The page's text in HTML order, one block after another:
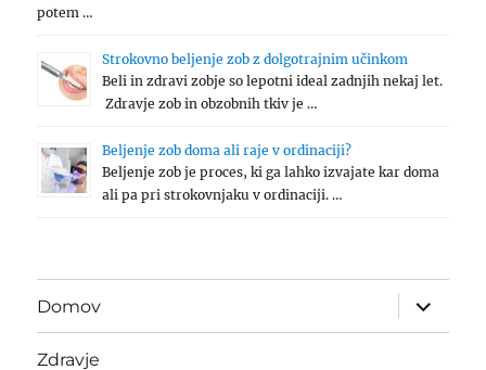
potem …
Strokovno beljenje zob z dolgotrajnim učinkom
Beli in zdravi zobje so lepotni ideal zadnjih nekaj let.
Zdravje zob in obzobnih tkiv je …
Beljenje zob doma ali raje v ordinaciji?
Beljenje zob je proces, ki ga lahko izvajate kar doma
ali pa pri strokovnjaku v ordinaciji. …
Domov
expand
child
menu
Zdravje